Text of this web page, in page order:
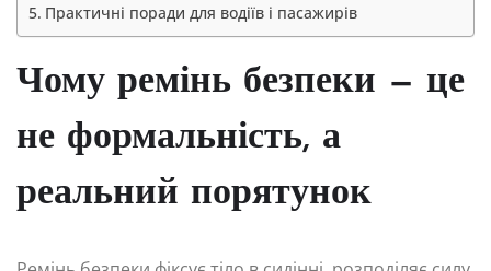
Практичні поради для водіїв і пасажирів
Чому ремінь безпеки — це
не формальність, а
реальний порятунок